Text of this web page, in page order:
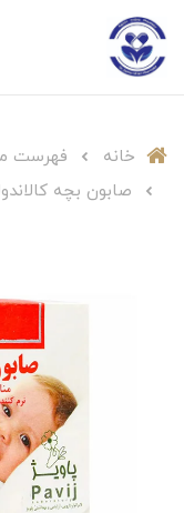
خانه
فهرست
صابون بچه کالاندولا 100گرمی گل